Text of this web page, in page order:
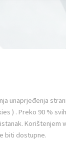
stranice
bilo kakvih
i vašim
unaprjeđenja
) . Preko 90 %
biti dostupne.